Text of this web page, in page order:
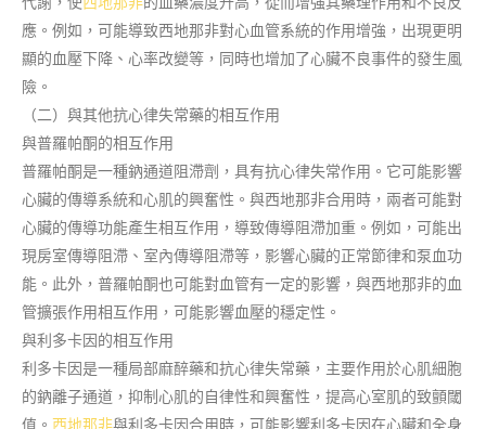
應。例如，可能導致西地那非對心血管系統的作用增強，出現更明
顯的血壓下降、心率改變等，同時也增加了心臟不良事件的發生風
險。
（二）與其他抗心律失常藥的相互作用
與普羅帕酮的相互作用
普羅帕酮是一種鈉通道阻滯劑，具有抗心律失常作用。它可能影響
心臟的傳導系統和心肌的興奮性。與西地那非合用時，兩者可能對
心臟的傳導功能產生相互作用，導致傳導阻滯加重。例如，可能出
現房室傳導阻滯、室內傳導阻滯等，影響心臟的正常節律和泵血功
能。此外，普羅帕酮也可能對血管有一定的影響，與西地那非的血
管擴張作用相互作用，可能影響血壓的穩定性。
與利多卡因的相互作用
利多卡因是一種局部麻醉藥和抗心律失常藥，主要作用於心肌細胞
的鈉離子通道，抑制心肌的自律性和興奮性，提高心室肌的致顫閾
值。 西地那非與利多卡因合用時，可能影響利多卡因在心臟和全身